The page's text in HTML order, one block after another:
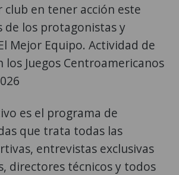
club en tener acción este
de los protagonistas y
Mejor Equipo. Actividad de
los Juegos Centroamericanos
es el programa de
que trata todas las
entrevistas exclusivas
directores técnicos y todos